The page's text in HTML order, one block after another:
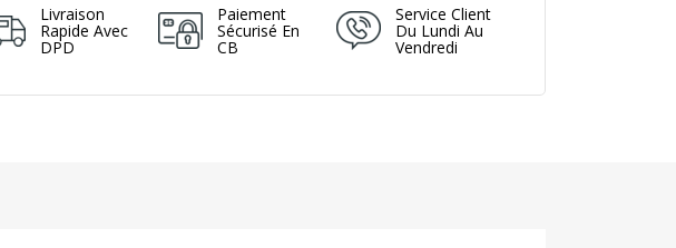
Livraison
Rapide Avec
DPD
Paiement
Sécurisé En
CB
Service Client
Du Lundi Au
Vendredi